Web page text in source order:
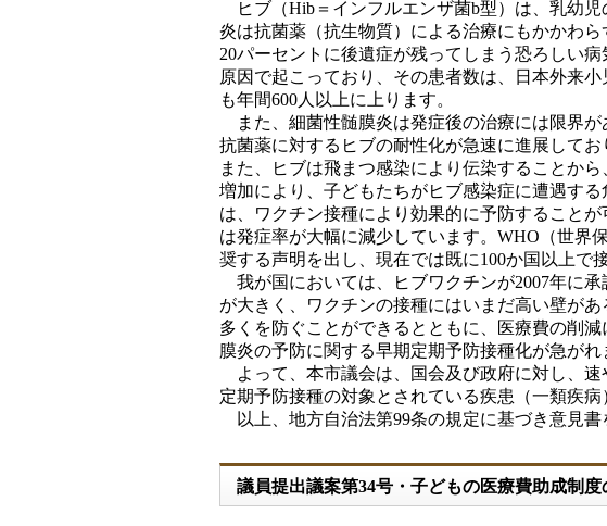
ヒブ（Hib＝インフルエンザ菌b型）は、乳幼
炎は抗菌薬（抗生物質）による治療にもかかわ
20パーセントに後遺症が残ってしまう恐ろしい
原因で起こっており、その患者数は、日本外来
も年間600人以上に上ります。
また、細菌性髄膜炎は発症後の治療には限界
抗菌薬に対するヒブの耐性化が急速に進展して
また、ヒブは飛まつ感染により伝染することか
増加により、子どもたちがヒブ感染症に遭遇す
は、ワクチン接種により効果的に予防すること
は発症率が大幅に減少しています。WHO（世界
奨する声明を出し、現在では既に100か国以上で
我が国においては、ヒブワクチンが2007年に
が大きく、ワクチンの接種にはいまだ高い壁が
多くを防ぐことができるとともに、医療費の削
膜炎の予防に関する早期定期予防接種化が急がれ
よって、本市議会は、国会及び政府に対し、
定期予防接種の対象とされている疾患（一類疾
以上、地方自治法第99条の規定に基づき意見書
議員提出議案第34号・子どもの医療費助成制